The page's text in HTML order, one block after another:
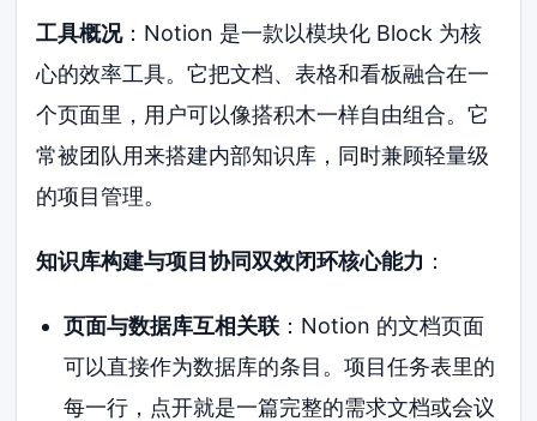
工具概况：Notion 是一款以模块化 Block 为核
心的效率工具。它把文档、表格和看板融合在一
个页面里，用户可以像搭积木一样自由组合。它
常被团队用来搭建内部知识库，同时兼顾轻量级
的项目管理。
知识库构建与项目协同双效闭环核心能力 ：
页面与数据库互相关联：Notion 的文档页面
可以直接作为数据库的条目。项目任务表里的
每一行，点开就是一篇完整的需求文档或会议